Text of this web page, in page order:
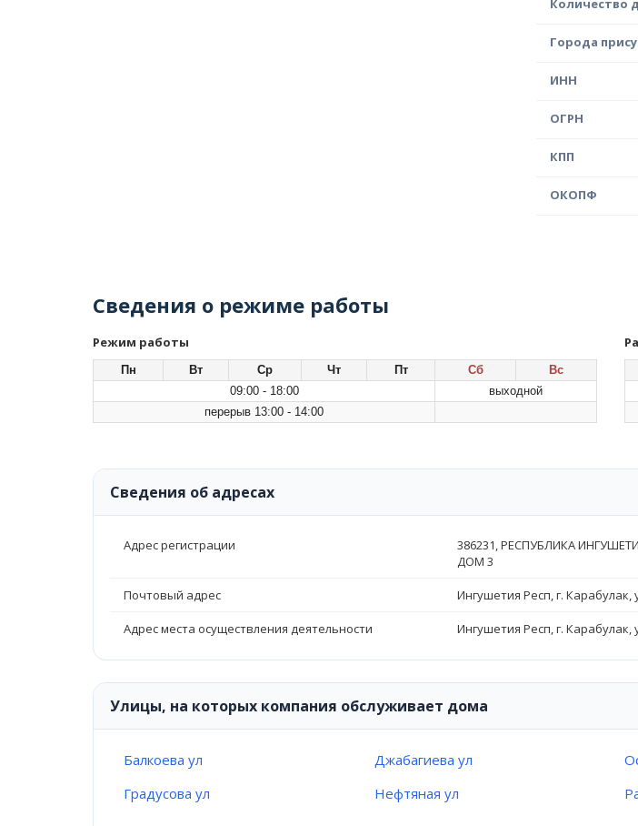
Количество
Города
ИНН
ОГРН
КПП
ОКОПФ
Сведения о режиме работы
Режим работы
Пн Вт Ср Чт Пт Сб
Вс
09:00 - 18:00
выходной
перерыв 13:00 - 14:00
Сведения об адресах
Адрес регистрации
386231, РЕСПУБЛИКА
ДОМ 3
Почтовый адрес Ингушетия Респ, г. Карабулак,
Адрес места осуществления деятельности Ингушетия Респ, г. Карабулак,
Улицы, на которых компания обслуживает дома
Балкоева ул
Градусова ул
Джабагиева ул
Нефтяная ул